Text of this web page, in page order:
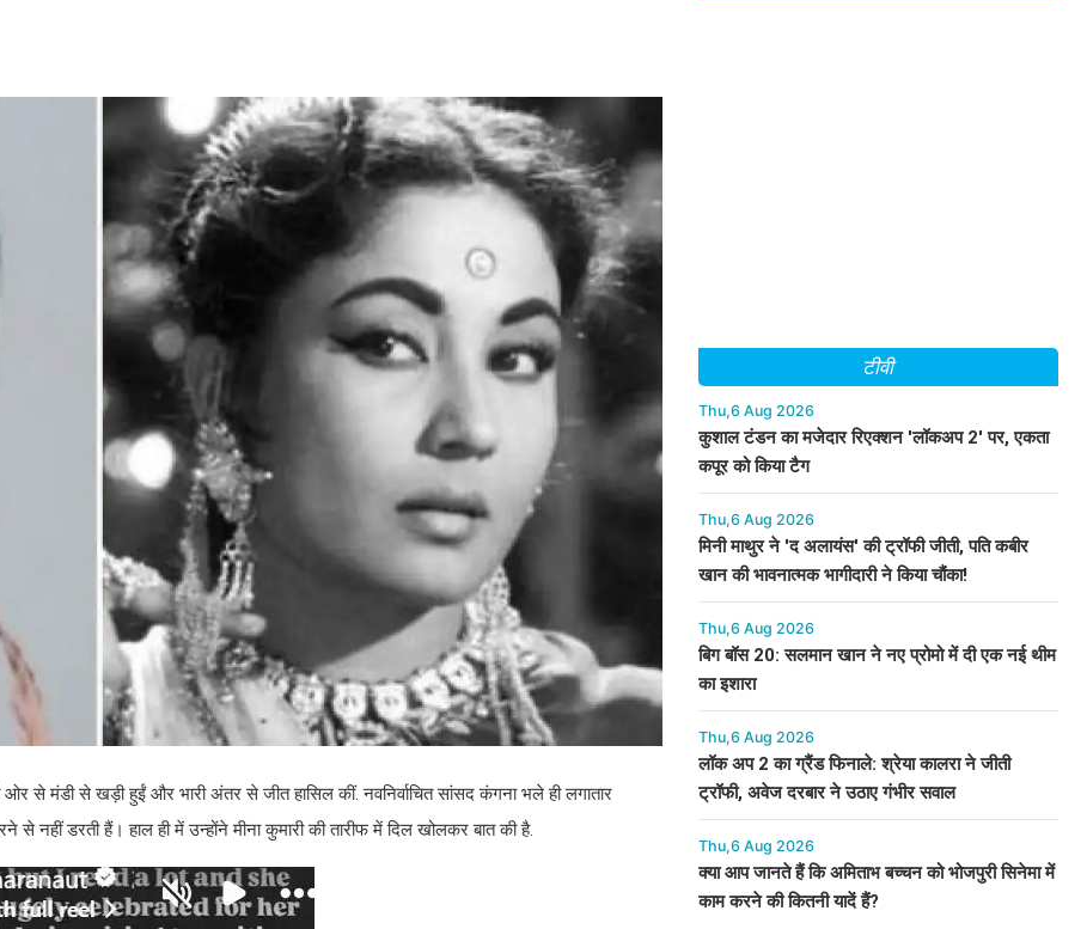
ओर से मंडी से खड़ी हुईं और भारी अंतर से जीत हासिल कीं. नवनिर्वाचित सांसद कंगना भले ही लगातार
से नहीं डरती हैं। हाल ही में उन्होंने मीना कुमारी की तारीफ में दिल खोलकर बात की है.
टीवी
Thu,6 Aug 2026
कुशाल टंडन का मजेदार रिएक्शन 'लॉकअप 2' पर, एकता
कपूर को किया टैग
Thu,6 Aug 2026
मिनी माथुर ने 'द अलायंस' की ट्रॉफी जीती, पति कबीर
खान की भावनात्मक भागीदारी ने किया चौंका!
Thu,6 Aug 2026
बिग बॉस 20: सलमान खान ने नए प्रोमो में दी एक नई थीम
का इशारा
Thu,6 Aug 2026
लॉक अप 2 का ग्रैंड फिनाले: श्रेया कालरा ने जीती
ट्रॉफी, अवेज दरबार ने उठाए गंभीर सवाल
Thu,6 Aug 2026
क्या आप जानते हैं कि अमिताभ बच्चन को भोजपुरी सिनेमा में
काम करने की कितनी यादें हैं?